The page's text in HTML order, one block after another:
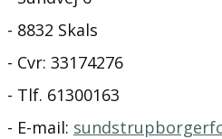
- 8832 Skals
- Cvr: 33174276
- Tlf. ​​61300163
- E-mail: